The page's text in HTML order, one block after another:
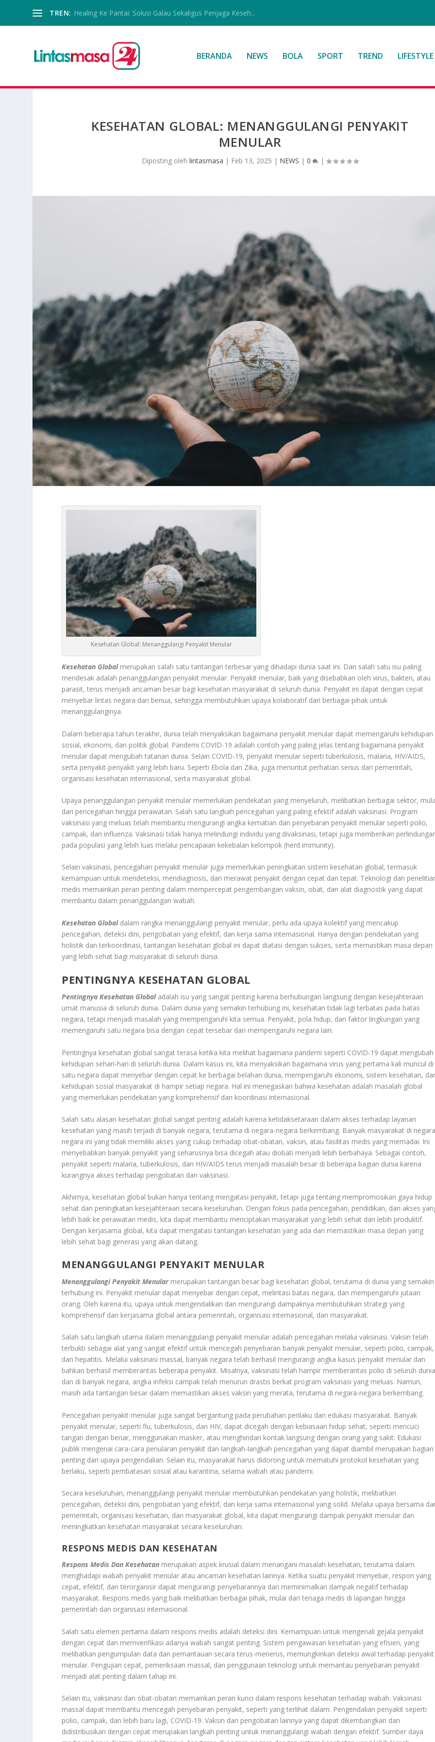
TREN: Healing Ke Pantai: Solusi Galau Sekaligus Penjaga Keseh...
BERANDA NEWS BOLA SPORT TREND LIFESTYLE
KESEHATAN GLOBAL: MENANGGULANGI PENYAKIT
MENULAR
Diposting oleh lintasmasa | Feb 13, 2025 | NEWS | 0 |
Kesehatan Global: Menanggulangi Penyakit Menular
Kesehatan Globalmerupakan salah satu tantangan terbesar yang dihadapi dunia saat ini. Dan salah satu isu paling
mendesak adalah penanggulangan penyakit menular. Penyakit menular, baik yang disebabkan oleh virus, bakteri, atau
parasit, terus menjadi ancaman besar bagi kesehatan masyarakat di seluruh dunia. Penyakit ini dapat dengan cepat
menyebar lintas negara dan benua, sehingga membutuhkan upaya kolaboratif dari berbagai pihak untuk
menanggulanginya.
Dalam beberapa tahun terakhir, dunia telah menyaksikan bagaimana penyakit menular dapat memengaruhi kehidupan
sosial, ekonomi, dan politik global. Pandemi COVID-19 adalah contoh yang paling jelas tentang bagaimana penyakit
menular dapat mengubah tatanan dunia. Selain COVID-19, penyakit menular seperti tuberkulosis, malaria, HIV/AIDS,
serta penyakit-penyakit yang lebih baru. Seperti Ebola dan Zika, juga menuntut perhatian serius dari pemerintah,
organisasi kesehatan internasional, serta masyarakat global.
Upaya penanggulangan penyakit menular memerlukan pendekatan yang menyeluruh, melibatkan berbagai sektor,
dari pencegahan hingga perawatan. Salah satu langkah pencegahan yang paling efektif adalah vaksinasi. Program
vaksinasi yang meluas telah membantu mengurangi angka kematian dan penyebaran penyakit menular seperti polio,
campak, dan influenza. Vaksinasi tidak hanya melindungi individu yang divaksinasi, tetapi juga memberikan
pada populasi yang lebih luas melalui pencapaian kekebalan kelompok (herd immunity).
Selain vaksinasi, pencegahan penyakit menular juga memerlukan peningkatan sistem kesehatan global, termasuk
kemampuan untuk mendeteksi, mendiagnosis, dan merawat penyakit dengan cepat dan tepat. Teknologi dan
medis memainkan peran penting dalam mempercepat pengembangan vaksin, obat, dan alat diagnostik yang dapat
membantu dalam penanggulangan wabah.
Kesehatan Global dalam rangka menanggulangi penyakit menular, perlu ada upaya kolektif yang mencakup
pencegahan, deteksi dini, pengobatan yang efektif, dan kerja sama internasional. Hanya dengan pendekatan yang
holistik dan terkoordinasi, tantangan kesehatan global ini dapat diatasi dengan sukses, serta memastikan masa depan
yang lebih sehat bagi masyarakat di seluruh dunia.
PENTINGNYA KESEHATAN GLOBAL
Pentingnya Kesehatan Globaladalah isu yang sangat penting karena berhubungan langsung dengan kesejahteraan
umat manusia di seluruh dunia. Dalam dunia yang semakin terhubung ini, kesehatan tidak lagi terbatas pada batas
negara, tetapi menjadi masalah yang mempengaruhi kita semua. Penyakit, pola hidup, dan faktor lingkungan yang
memengaruhi satu negara bisa dengan cepat tersebar dan mempengaruhi negara lain.
Pentingnya kesehatan global sangat terasa ketika kita melihat bagaimana pandemi seperti COVID-19 dapat mengubah
kehidupan sehari-hari di seluruh dunia. Dalam kasus ini, kita menyaksikan bagaimana virus yang pertama kali muncul di
satu negara dapat menyebar dengan cepat ke berbagai belahan dunia, mempengaruhi ekonomi, sistem kesehatan,
kehidupan sosial masyarakat di hampir setiap negara. Hal ini menegaskan bahwa kesehatan adalah masalah global
yang memerlukan pendekatan yang komprehensif dan koordinasi internasional.
Salah satu alasan kesehatan global sangat penting adalah karena ketidaksetaraan dalam akses terhadap layanan
kesehatan yang masih terjadi di banyak negara, terutama di negara-negara berkembang. Banyak masyarakat di
negara ini yang tidak memiliki akses yang cukup terhadap obat-obatan, vaksin, atau fasilitas medis yang memadai. Ini
menyebabkan banyak penyakit yang seharusnya bisa dicegah atau diobati menjadi lebih berbahaya. Sebagai contoh,
penyakit seperti malaria, tuberkulosis, dan HIV/AIDS terus menjadi masalah besar di beberapa bagian dunia karena
kurangnya akses terhadap pengobatan dan vaksinasi.
Akhirnya, kesehatan global bukan hanya tentang mengatasi penyakit, tetapi juga tentang mempromosikan gaya hidup
sehat dan peningkatan kesejahteraan secara keseluruhan. Dengan fokus pada pencegahan, pendidikan, dan akses
lebih baik ke perawatan medis, kita dapat membantu menciptakan masyarakat yang lebih sehat dan lebih produktif.
Dengan kerjasama global, kita dapat mengatasi tantangan kesehatan yang ada dan memastikan masa depan yang
lebih sehat bagi generasi yang akan datang.
MENANGGULANGI PENYAKIT MENULAR
Menanggulangi Penyakit Menularmerupakan tantangan besar bagi kesehatan global, terutama di dunia yang semakin
terhubung ini. Penyakit menular dapat menyebar dengan cepat, melintasi batas negara, dan mempengaruhi jutaan
orang. Oleh karena itu, upaya untuk mengendalikan dan mengurangi dampaknya membutuhkan strategi yang
komprehensif dan kerjasama global antara pemerintah, organisasi internasional, dan masyarakat.
Salah satu langkah utama dalam menanggulangi penyakit menular adalah pencegahan melalui vaksinasi. Vaksin telah
terbukti sebagai alat yang sangat efektif untuk mencegah penyebaran banyak penyakit menular, seperti polio, campak,
dan hepatitis. Melalui vaksinasi massal, banyak negara telah berhasil mengurangi angka kasus penyakit menular dan
bahkan berhasil memberantas beberapa penyakit. Misalnya, vaksinasi telah hampir memberantas polio di seluruh
dan di banyak negara, angka infeksi campak telah menurun drastis berkat program vaksinasi yang meluas. Namun,
masih ada tantangan besar dalam memastikan akses vaksin yang merata, terutama di negara-negara berkembang.
Pencegahan penyakit menular juga sangat bergantung pada perubahan perilaku dan edukasi masyarakat. Banyak
penyakit menular, seperti flu, tuberkulosis, dan HIV, dapat dicegah dengan kebiasaan hidup sehat, seperti mencuci
tangan dengan benar, menggunakan masker, atau menghindari kontak langsung dengan orang yang sakit. Edukasi
publik mengenai cara-cara penularan penyakit dan langkah-langkah pencegahan yang dapat diambil merupakan bagian
penting dari upaya pengendalian. Selain itu, masyarakat harus didorong untuk mematuhi protokol kesehatan yang
berlaku, seperti pembatasan sosial atau karantina, selama wabah atau pandemi.
Secara keseluruhan, menanggulangi penyakit menular membutuhkan pendekatan yang holistik, melibatkan
pencegahan, deteksi dini, pengobatan yang efektif, dan kerja sama internasional yang solid. Melalui upaya bersama
pemerintah, organisasi kesehatan, dan masyarakat global, kita dapat mengurangi dampak penyakit menular dan
meningkatkan kesehatan masyarakat secara keseluruhan.
RESPONS MEDIS DAN KESEHATAN
Respons Medis Dan Kesehatan merupakan aspek krusial dalam menangani masalah kesehatan, terutama dalam
menghadapi wabah penyakit menular atau ancaman kesehatan lainnya. Ketika suatu penyakit menyebar, respon yang
cepat, efektif, dan terorganisir dapat mengurangi penyebarannya dan meminimalkan dampak negatif terhadap
masyarakat. Respons medis yang baik melibatkan berbagai pihak, mulai dari tenaga medis di lapangan hingga
pemerintah dan organisasi internasional.
Salah satu elemen pertama dalam respons medis adalah deteksi dini. Kemampuan untuk mengenali gejala penyakit
dengan cepat dan memverifikasi adanya wabah sangat penting. Sistem pengawasan kesehatan yang efisien, yang
melibatkan pengumpulan data dan pemantauan secara terus-menerus, memungkinkan deteksi awal terhadap penyakit
menular. Pengujian cepat, pemeriksaan massal, dan penggunaan teknologi untuk memantau penyebaran penyakit
menjadi alat penting dalam tahap ini.
Selain itu, vaksinasi dan obat-obatan memainkan peran kunci dalam respons kesehatan terhadap wabah. Vaksinasi
massal dapat membantu mencegah penyebaran penyakit, seperti yang terlihat dalam. Pengendalian penyakit seperti
polio, campak, dan lebih baru lagi, COVID-19. Vaksin dan pengobatan lainnya yang dapat dikembangkan dan
didistribusikan dengan cepat merupakan langkah penting untuk menanggulangi wabah dengan efektif. Sumber daya